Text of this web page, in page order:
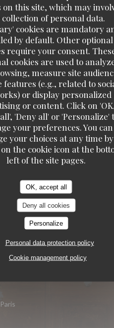
on this site, which may
of personal data.
cookies are mandatory
by default. Other optional
require your consent.
cookies are used to
measure site
features (e.g., related to
or display personalized
or content. Click on
'Deny all' or 'Personalize'
your preferences. You can
your choices at any time by
the cookie icon at the
left of the site pages.
OK, accept all
Deny all cookies
Personalize
Personal data protection policy
Cookie management policy
un 6e arrondissement
est très sympa et aux
et les vins très
à y retourner dès que
2
: 5/5 FOOD: 5/5 VALUE: